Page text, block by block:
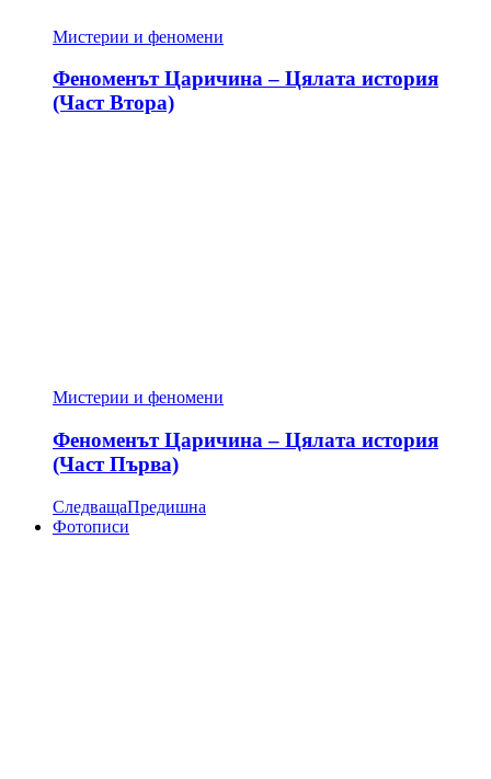
Мистерии и феномени
Феноменът Царичина – Цялата история
(Част Втора)
Мистерии и феномени
Феноменът Царичина – Цялата история
(Част Първа)
СледващаПредишна
Фотописи